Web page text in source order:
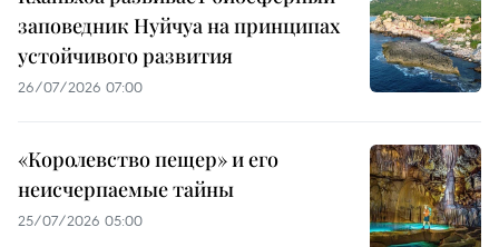
заповедник Нуйчуа на принципах
устойчивого развития
26/07/2026 07:00
«Королевство пещер» и его
неисчерпаемые тайны
25/07/2026 05:00